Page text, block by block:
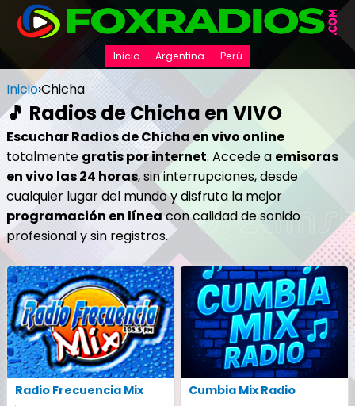
Inicio Argentina Perú
Inicio›Chicha
🎵 Radios de Chicha en VIVO
Escuchar Radios de Chicha en vivo online
totalmente gratis por internet. Accede a emisoras
en vivo las 24 horas, sin interrupciones, desde
cualquier lugar del mundo y disfruta la mejor
programación en líneacon calidad de sonido
profesional y sin registros.
Radio Frecuencia Mix Cumbia Mix Radio